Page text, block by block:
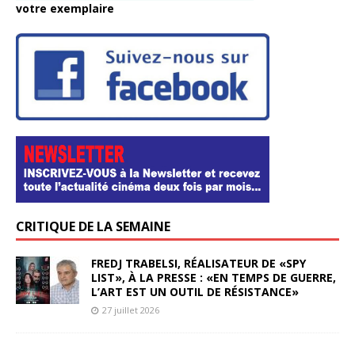
votre exemplaire
CRITIQUE DE LA SEMAINE
FREDJ TRABELSI, RÉALISATEUR DE «SPY
LIST», À LA PRESSE : «EN TEMPS DE GUERRE,
L’ART EST UN OUTIL DE RÉSISTANCE»
27 juillet 2026